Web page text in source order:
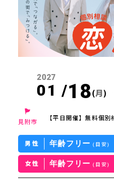
こちら
ケジュール
ポスト
2027
01 /18 (月)
見附市
【平日開催】無料個
男性 年齢フリー (目安)
女性 年齢フリー (目安)